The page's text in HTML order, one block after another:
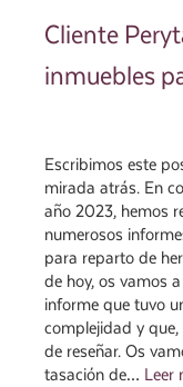
Cliente
inmuebles
Escribimos este
mirada atrás. En
año 2023, hemos
numerosos
para reparto de
de hoy, os vamos
informe que tuvo
complejidad y que,
de reseñar. Os
tasación de… Leer